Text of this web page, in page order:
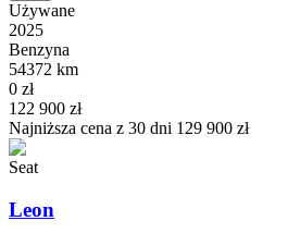
Używane
2025
Benzyna
54372 km
0 zł
122 900 zł
Najniższa cena z 30 dni 129 900 zł
Seat
Leon